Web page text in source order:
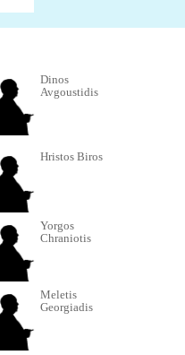
Dinos
Avgoustidis
Hristos Biros
Yorgos
Chraniotis
Meletis
Georgiadis